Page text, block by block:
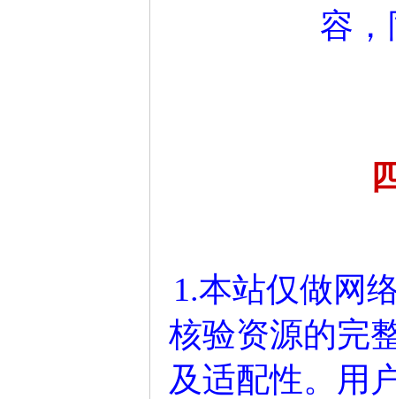
容
1.本站仅做网
核验资源的完
及适配性。用